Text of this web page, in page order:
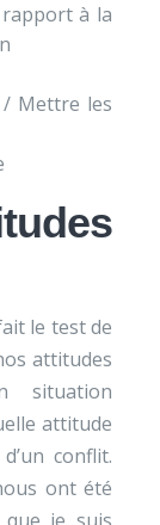
à la
Mettre les
le test de
attitudes
situation
attitude
conflit.
ont été